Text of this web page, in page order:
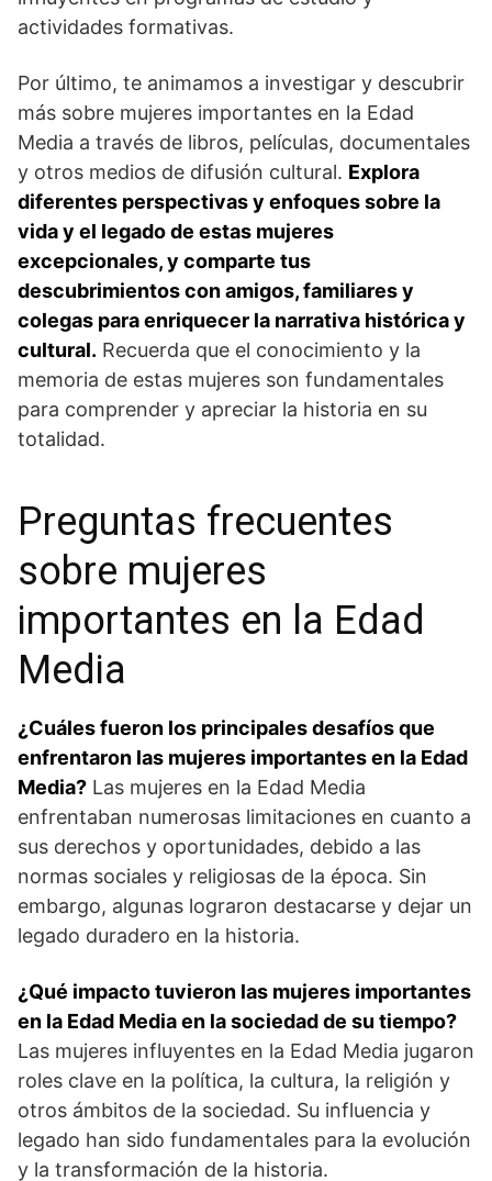
actividades formativas.
Por último, te animamos a investigar y descubrir
más sobre mujeres importantes en la Edad
Media a través de libros,⁢ películas, documentales
y otros medios de ⁤difusión cultural. Explora‍
diferentes perspectivas y enfoques sobre la
vida y el legado de estas mujeres
excepcionales, y comparte tus
descubrimientos con amigos, familiares y
colegas para enriquecer la ‍narrativa histórica ‌y
cultural. Recuerda que el conocimiento y la
memoria de estas mujeres son fundamentales
para comprender y apreciar la ⁢historia​ en su ​
totalidad.
Preguntas frecuentes
sobre mujeres
⁤importantes en la Edad
Media
¿Cuáles ⁣fueron los principales desafíos que
enfrentaron las mujeres importantes en la Edad
Media? Las mujeres en la Edad Media
‌enfrentaban numerosas limitaciones en cuanto a
sus derechos y oportunidades, debido a las ​
normas⁣ sociales y religiosas de la época. Sin
embargo, ‍algunas lograron destacarse y dejar un
legado ‌duradero en la⁤ historia.
¿Qué impacto tuvieron las mujeres importantes
en la Edad Media en la ​sociedad de su tiempo?
Las mujeres influyentes en la Edad Media jugaron
roles clave en la política, la cultura, la religión y
otros ámbitos de la sociedad. Su influencia y
legado han sido ​fundamentales para la ⁤evolución
y⁢ la transformación de la historia.